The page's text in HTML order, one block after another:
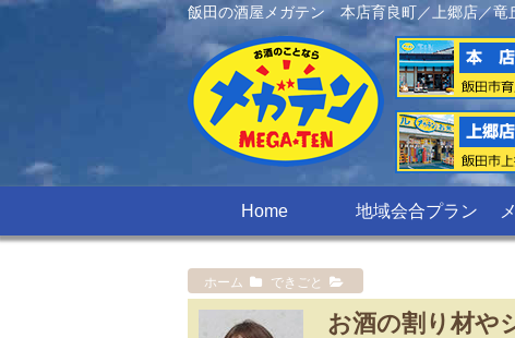
飯田の酒屋メガテン 本店育良町／上郷店／竜
Home 地域会合プラン
ホーム できごと
お酒の割り材や